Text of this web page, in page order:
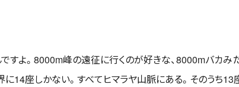
すよ。8000m峰の遠征に行くのが好きな、8000mバカみ
14座しかない。すべてヒマラヤ山脈にある。そのうち